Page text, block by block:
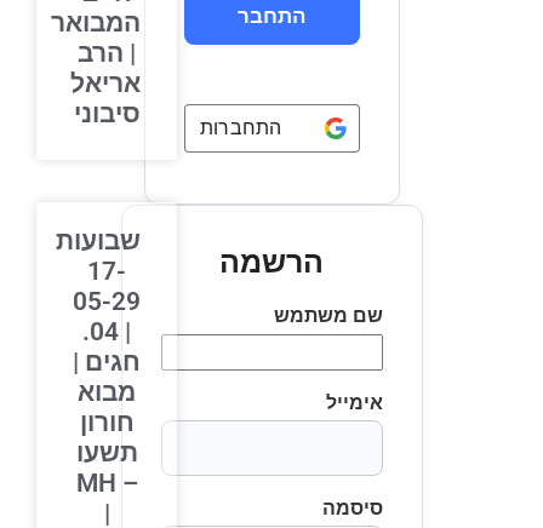
התחברות באמצעותGoogle
הרשמה
שם משתמש
אימייל
סיסמה
המבואר
| הרב
אריאל
סיבוני
שבועות
17-
05-29
| 04.
חגים |
מבוא
חורון
תשעו
– MH